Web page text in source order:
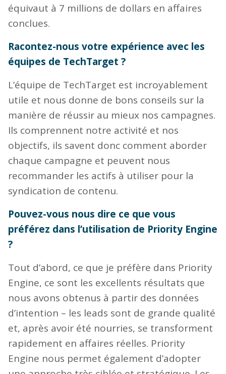
équivaut à 7 millions de dollars en affaires
conclues.
Racontez-nous votre expérience avec les
équipes de TechTarget ?
L’équipe de TechTarget est incroyablement
utile et nous donne de bons conseils sur la
manière de réussir au mieux nos campagnes.
Ils comprennent notre activité et nos
objectifs, ils savent donc comment aborder
chaque campagne et peuvent nous
recommander les actifs à utiliser pour la
syndication de contenu.
Pouvez-vous nous dire ce que vous
préférez dans l’utilisation de Priority Engine
?
Tout d’abord, ce que je préfère dans Priority
Engine, ce sont les excellents résultats que
nous avons obtenus à partir des données
d’intention – les leads sont de grande qualité
et, après avoir été nourries, se transforment
rapidement en affaires réelles. Priority
Engine nous permet également d’adopter